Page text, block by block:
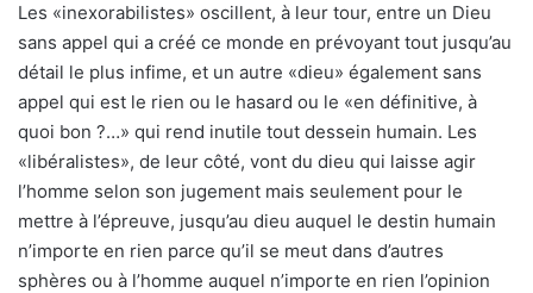
Les «inexorabilistes» oscillent, à leur tour, entre un Dieu
sans appel qui a créé ce monde en prévoyant tout jusqu’au
détail le plus infime, et un autre «dieu» également sans
appel qui est le rien ou le hasard ou le «en définitive, à
quoi bon ?…» qui rend inutile tout dessein humain. Les
«libéralistes», de leur côté, vont du dieu qui laisse agir
l’homme selon son jugement mais seulement pour le
mettre à l’épreuve, jusqu’au dieu auquel le destin humain
n’importe en rien parce qu’il se meut dans d’autres
sphères ou à l’homme auquel n’importe en rien l’opinion